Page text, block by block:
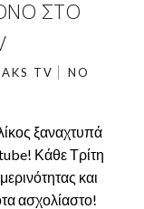
ΣΤΟ
TV
NO
ξαναχτυπά
Κάθε Τρίτη
και
ασχολίαστο!